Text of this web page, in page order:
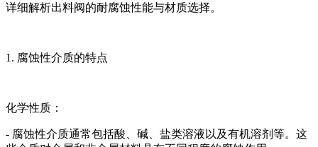
详细解析出料阀的耐腐蚀性能与材质选择。
1. 腐蚀性介质的特点
化学性质：
- 腐蚀性介质通常包括酸、碱、盐类溶液以及有机溶剂等。这